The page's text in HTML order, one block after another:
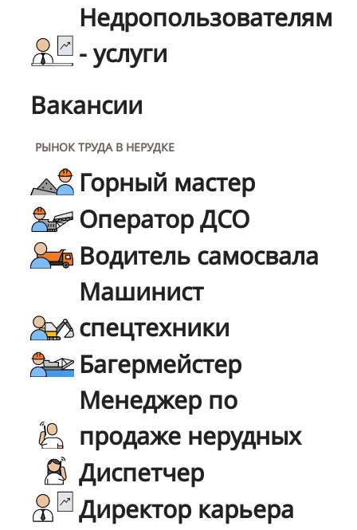
Недропользователям
- услуги
Вакансии
РЫНОК ТРУДА В НЕРУДКЕ
Горный мастер
Оператор ДСО
Водитель самосвала
Машинист
спецтехники
Багермейстер
Менеджер по
продаже нерудных
Диспетчер
Директор карьера